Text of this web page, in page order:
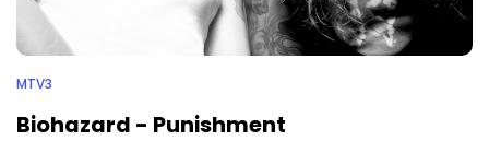
MTV3
Biohazard - Punishment